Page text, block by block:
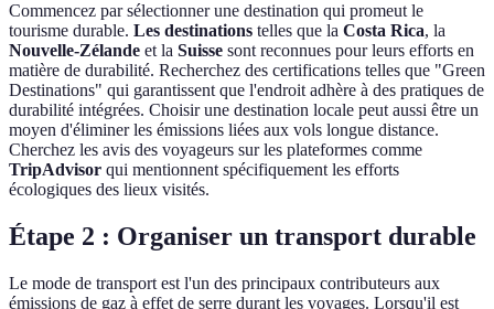
Commencez par sélectionner une destination qui promeut le
tourisme durable. Les destinations telles que la Costa Rica, la
Nouvelle-Zélande et la Suisse sont reconnues pour leurs efforts en
matière de durabilité. Recherchez des certifications telles que "Green
Destinations" qui garantissent que l'endroit adhère à des pratiques de
durabilité intégrées. Choisir une destination locale peut aussi être un
moyen d'éliminer les émissions liées aux vols longue distance.
Cherchez les avis des voyageurs sur les plateformes comme
TripAdvisor qui mentionnent spécifiquement les efforts
écologiques des lieux visités.
Étape 2 : Organiser un transport durable
Le mode de transport est l'un des principaux contributeurs aux
émissions de gaz à effet de serre durant les voyages. Lorsqu'il est